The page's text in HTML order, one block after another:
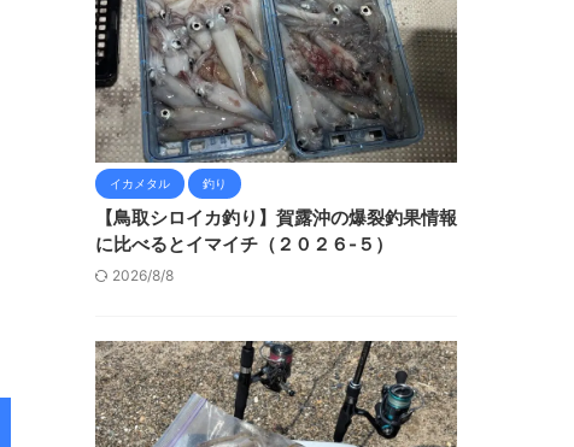
イカメタル 釣り
【鳥取シロイカ釣り】賀露沖の爆裂釣果情報
に比べるとイマイチ（２０２６-５）
2026/8/8